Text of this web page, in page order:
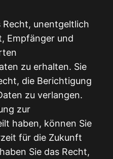
Recht, unentgeltlich
Empfänger und
zu erhalten. Sie
die Berichtigung
zu verlangen.
zur
haben, können Sie
für die Zukunft
Sie das Recht,